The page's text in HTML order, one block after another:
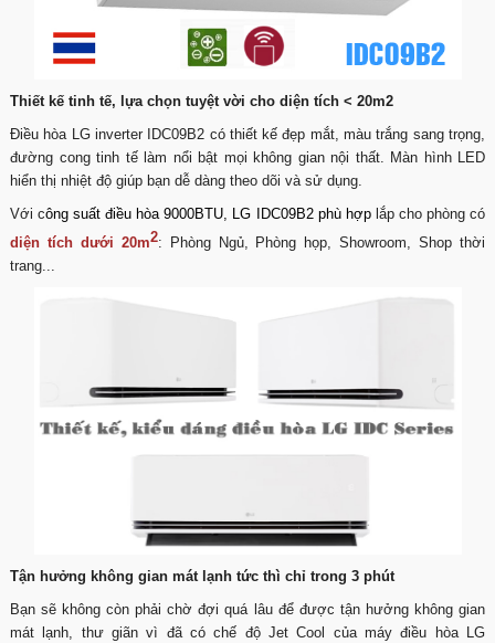
Thiết kế tinh tế, lựa chọn tuyệt vời cho diện tích < 20m2
Điều hòa LG inverter IDC09B2 có thiết kế đẹp mắt, màu trắng sang trọng,
đường cong tinh tế làm nổi bật mọi không gian nội thất. Màn hình LED
hiển thị nhiệt độ giúp bạn dễ dàng theo dõi và sử dụng.
Với công suấtđiều hòa 9000BTU, LG IDC09B2 phù hợplắp cho phòng có
diện tích dưới 20m2: Phòng Ngủ, Phòng họp, Showroom, Shop thời
trang...
Tận hưởng không gian mát lạnh tức thì chỉ trong 3 phút
Bạn sẽ không còn phải chờ đợi quá lâu để được tận hưởng không gian
mát lạnh, thư giãn vì đã có chế độ Jet Cool của máy điều hòa LG